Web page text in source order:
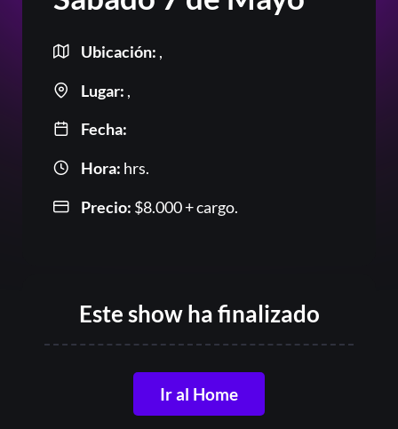
Ubicación: ,
Lugar: ,
Fecha:
Hora: hrs.
Precio: $8.000+ cargo.
Este show ha finalizado
Ir al Home
Or
Acceder